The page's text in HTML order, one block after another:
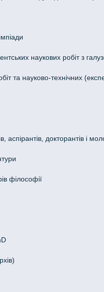
наукових робіт з
та науково-технічних
аспірантів, докторантів і
філософії